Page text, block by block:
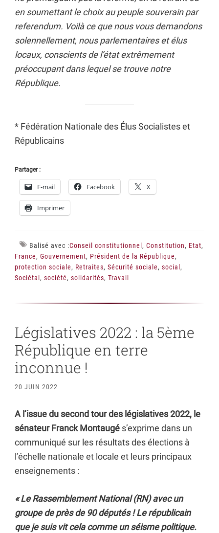
en soumettant le choix au peuple souverain par
referendum. Voilà ce que nous vous demandons
solennellement, nous parlementaires et élus
locaux, conscients de l’état extrêmement
préoccupant dans lequel se trouve notre
République.
* Fédération Nationale des Élus Socialistes et
Républicains
Partager :
E-mail Facebook X
Imprimer
Balisé avec :Conseil constitutionnel , Constitution, Etat,
France, Gouvernement, Président de la République,
protection sociale, Retraites, Sécurité sociale, social ,
Sociétal , société, solidarités, Travail
Législatives 2022 : la 5ème
République en terre
inconnue !
20 JUIN 2022
A l’issue du second tour des législatives 2022, le
sénateur Franck Montaugé s’exprime dans un
communiqué sur les résultats des élections à
l’échelle nationale et locale et leurs principaux
enseignements :
« Le Rassemblement National (RN) avec un
groupe de près de 90 députés ! Le républicain
que je suis vit cela comme un séisme politique.